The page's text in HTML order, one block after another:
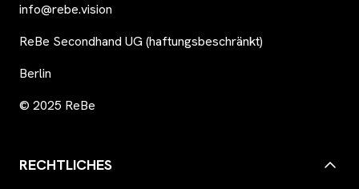
info@rebe.vision
ReBe Secondhand UG (haftungsbeschränkt)
Berlin
© 2025 ReBe
RECHTLICHES